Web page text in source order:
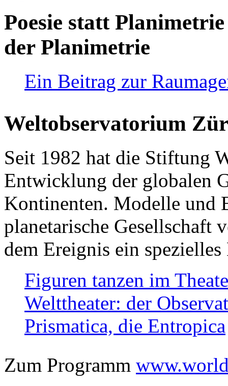
Poesie statt
der Planimetrie
Ein Beitrag zur
Weltobservatorium
Seit 1982 hat die Stiftung
Entwicklung der globalen
Kontinenten. Modelle und
planetarische Gesellschaft
dem Ereignis ein
Figuren tanzen im
Welttheater: der
Prismatica, die Entropica
Zum Programm